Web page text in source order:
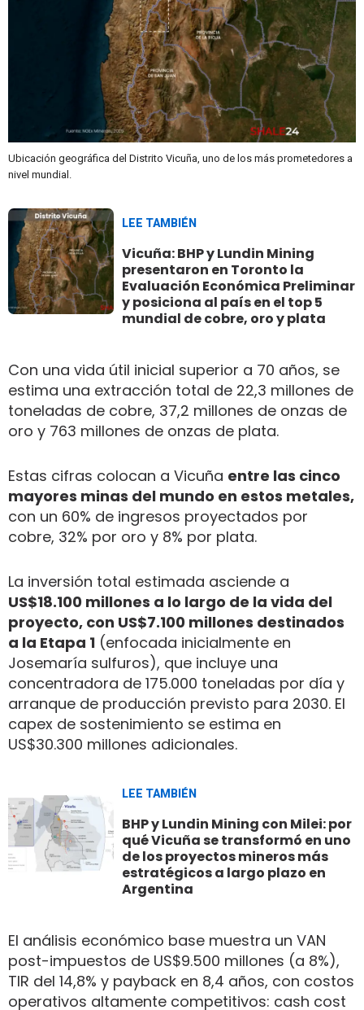
Ubicación geográfica del Distrito Vicuña, uno de los más prometedores a
nivel mundial.
LEE TAMBIÉN
Vicuña: BHP y Lundin Mining
presentaron en Toronto la
Evaluación Económica Preliminar
y posiciona al país en el top 5
mundial de cobre, oro y plata
Con una vida útil inicial superior a 70 años, se
estima una extracción total de 22,3 millones de
toneladas de cobre, 37,2 millones de onzas de
oro y 763 millones de onzas de plata.
Estas cifras colocan a Vicuña entre las cinco
mayores minas del mundo en estos metales,
con un 60% de ingresos proyectados por
cobre, 32% por oro y 8% por plata.
La inversión total estimada asciende a
US$18.100 millones a lo largo de la vida del
proyecto, con US$7.100 millones destinados
a la Etapa 1 (enfocada inicialmente en
Josemaría sulfuros), que incluye una
concentradora de 175.000 toneladas por día y
arranque de producción previsto para 2030. El
capex de sostenimiento se estima en
US$30.300 millones adicionales.
LEE TAMBIÉN
BHP y Lundin Mining con Milei: por
qué Vicuña se transformó en uno
de los proyectos mineros más
estratégicos a largo plazo en
Argentina
El análisis económico base muestra un VAN
post-impuestos de US$9.500 millones (a 8%),
TIR del 14,8% y payback en 8,4 años, con costos
operativos altamente competitivos: cash cost